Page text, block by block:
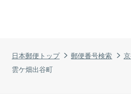
日本郵便トップ 郵便番号検索
雲ケ畑出谷町